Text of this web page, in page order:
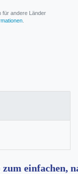
für andere Länder
einfachen,